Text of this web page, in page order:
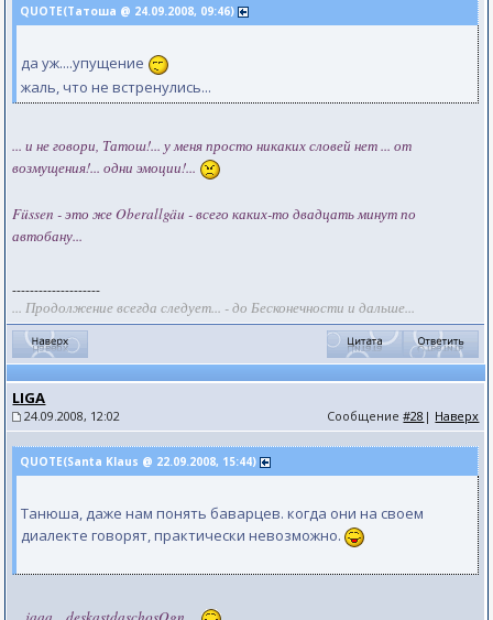
QUOTE(Татоша @ 24.09.2008, 09:46)
да уж....упущение
жаль, что не встренулись...
... и не говори, Татош!... у меня просто никаких словей нет ... от
возмущения!... одни эмоции!...
Füssen - это же Oberallgäu - всего каких-то двадцать минут по
автобану...
--------------------
... Продолжение всегда следует... - до Бесконечности и дальше...
LIGA
24.09.2008, 12:02 Сообщение#28 | Наверх
QUOTE(Santa Klaus @ 22.09.2008, 15:44)
Танюша, даже нам понять баварцев. когда они на своем
диалекте говорят, практически невозможно.